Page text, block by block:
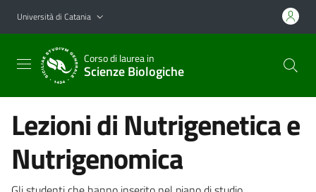
Vai al contenuto principale
Vai al menu di navigazione
Università di Catania
Corso di laurea in
Scienze Biologiche
Lezioni di Nutrigenetica e
Nutrigenomica